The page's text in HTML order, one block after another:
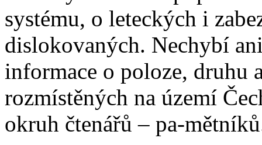
systému, o leteckých i
dislokovaných. Nechybí
informace o poloze, druhu
rozmístěných na území
okruh čtenářů – pa-